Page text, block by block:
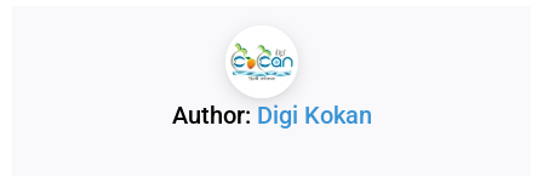
Author: Digi Kokan